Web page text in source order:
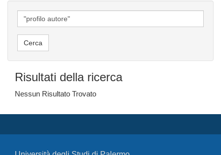
Risultati della ricerca
Nessun Risultato Trovato